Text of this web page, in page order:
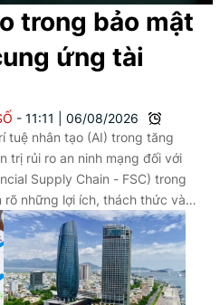
trong bảo mật
ứng tài
11:11
06/08/2026
tuệ nhân tạo (AI) trong tăng
trị rủi ro an ninh mạng đối với
Supply Chain - FSC) trong
những lợi ích, thách thức và
ứng dụng AI trong bối cảnh